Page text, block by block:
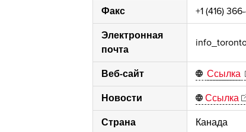
Факс +1 (416)
Электронная
почта
Веб-сайт Ссылка
Новости Ссылка
Страна Канада